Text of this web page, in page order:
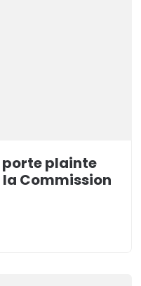
porte plainte
Commission